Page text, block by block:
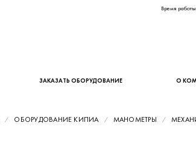
Время
ЗАКАЗАТЬ ОБОРУДОВАНИЕ О
ОБОРУДОВАНИЕ КИПИА МАНОМЕТРЫ